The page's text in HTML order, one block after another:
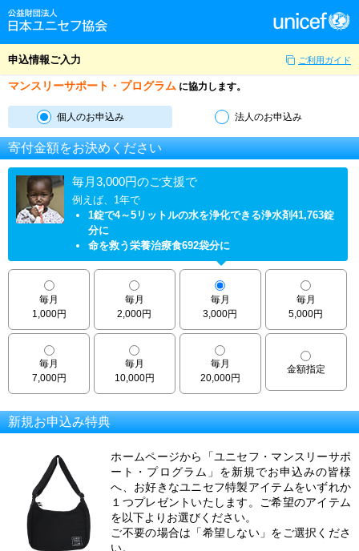
申込情報ご入力 ご利用ガイド
マンスリーサポート・プログラム に協力します。
個人のお申込み 法人のお申込み
寄付金額をお決めください
毎月3,000円のご支援で
例えば、1年で
1錠で4～5リットルの水を浄化できる浄水剤41,763錠
分に
命を救う栄養治療食692袋分に
毎月
1,000円
毎月
2,000円
毎月
3,000円
毎月
5,000円
毎月
7,000円
毎月
10,000円
毎月
20,000円
金額指定
新規お申込み特典
ホームページから「ユニセフ・マンスリーサポ
ート・プログラム」を新規でお申込みの皆様
へ、お好きなユニセフ特製アイテムをいずれか
１つプレゼントいたします。ご希望のアイテム
を以下よりお選びください。
ご不要の場合は「希望しない」をご選択くださ
い。